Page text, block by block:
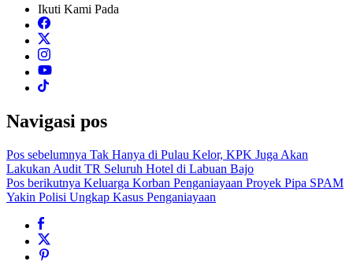
Ikuti Kami Pada
Navigasi pos
Pos sebelumnya Tak Hanya di Pulau Kelor, KPK Juga Akan
Lakukan Audit TR Seluruh Hotel di Labuan Bajo
Pos berikutnya Keluarga Korban Penganiayaan Proyek Pipa SPAM
Yakin Polisi Ungkap Kasus Penganiayaan